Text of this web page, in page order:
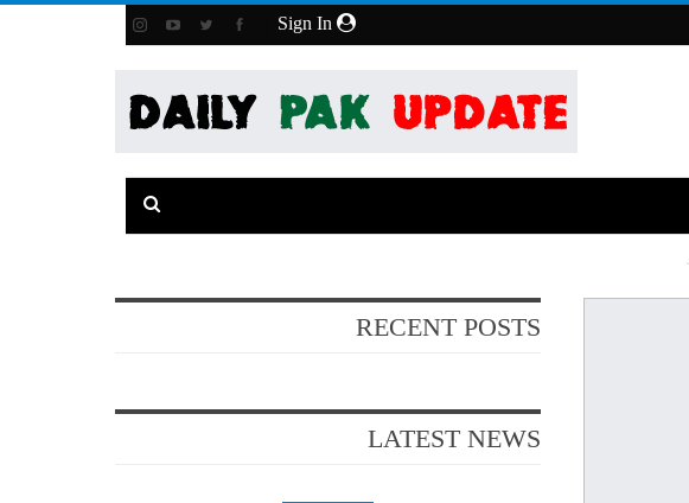
RECENT POSTS
LATEST NEWS